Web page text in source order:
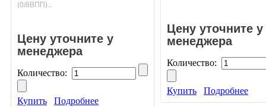
(0/8ВПП)...
Цену уточните у
менеджера
Количество:
Купить Подробнее
Цену уточните у
менеджера
Количество:
Купить Подробнее